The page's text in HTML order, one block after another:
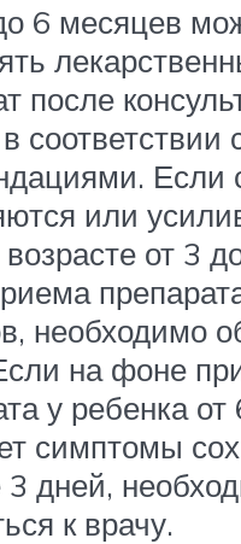
6 месяцев
после
соответствии
Если
или
от 3
необходимо
на фоне
у ребенка
симптомы
дней,
к врачу.